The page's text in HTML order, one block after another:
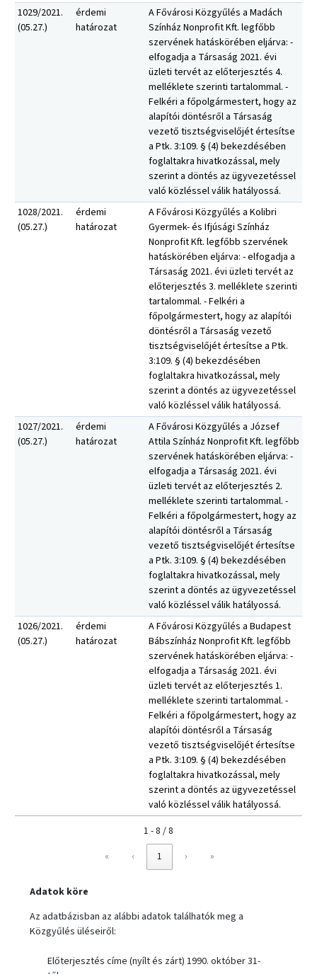
1029/2021.
(05.27.)
érdemi
határozat
A Fővárosi Közgyűlés a Madách
Színház Nonprofit Kft. legfőbb
szervének hatáskörében eljárva: -
elfogadja a Társaság 2021. évi
üzleti tervét az előterjesztés 4.
melléklete szerinti tartalommal. -
Felkéri a főpolgármestert, hogy az
alapítói döntésről a Társaság
vezető tisztségviselőjét értesítse
a Ptk. 3:109. § (4) bekezdésében
foglaltakra hivatkozással, mely
szerint a döntés az ügyvezetéssel
való közléssel válik hatályossá.
1028/2021.
(05.27.)
érdemi
határozat
A Fővárosi Közgyűlés a Kolibri
Gyermek- és Ifjúsági Színház
Nonprofit Kft. legfőbb szervének
hatáskörében eljárva: - elfogadja a
Társaság 2021. évi üzleti tervét az
előterjesztés 3. melléklete szerinti
tartalommal. - Felkéri a
főpolgármestert, hogy az alapítói
döntésről a Társaság vezető
tisztségviselőjét értesítse a Ptk.
3:109. § (4) bekezdésében
foglaltakra hivatkozással, mely
szerint a döntés az ügyvezetéssel
való közléssel válik hatályossá.
1027/2021.
(05.27.)
érdemi
határozat
A Fővárosi Közgyűlés a József
Attila Színház Nonprofit Kft. legfőbb
szervének hatáskörében eljárva: -
elfogadja a Társaság 2021. évi
üzleti tervét az előterjesztés 2.
melléklete szerinti tartalommal. -
Felkéri a főpolgármestert, hogy az
alapítói döntésről a Társaság
vezető tisztségviselőjét értesítse
a Ptk. 3:109. § (4) bekezdésében
foglaltakra hivatkozással, mely
szerint a döntés az ügyvezetéssel
való közléssel válik hatályossá.
1026/2021.
(05.27.)
érdemi
határozat
A Fővárosi Közgyűlés a Budapest
Bábszínház Nonprofit Kft. legfőbb
szervének hatáskörében eljárva: -
elfogadja a Társaság 2021. évi
üzleti tervét az előterjesztés 1.
melléklete szerinti tartalommal. -
Felkéri a főpolgármestert, hogy az
alapítói döntésről a Társaság
vezető tisztségviselőjét értesítse
a Ptk. 3:109. § (4) bekezdésében
foglaltakra hivatkozással, mely
szerint a döntés az ügyvezetéssel
való közléssel válik hatályossá.
1 - 8 / 8
«
‹ 1 › »
Adatok köre
Az adatbázisban az alábbi adatok találhatók meg a
Közgyűlés üléseiről:
Előterjesztés címe (nyílt és zárt) 1990. október 31-